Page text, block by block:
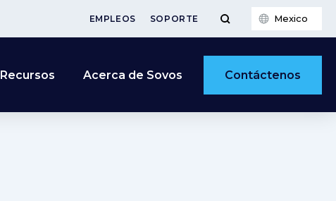
EMPLEOS SOPORTE Mexico
Recursos Acerca de Sovos Contáctenos